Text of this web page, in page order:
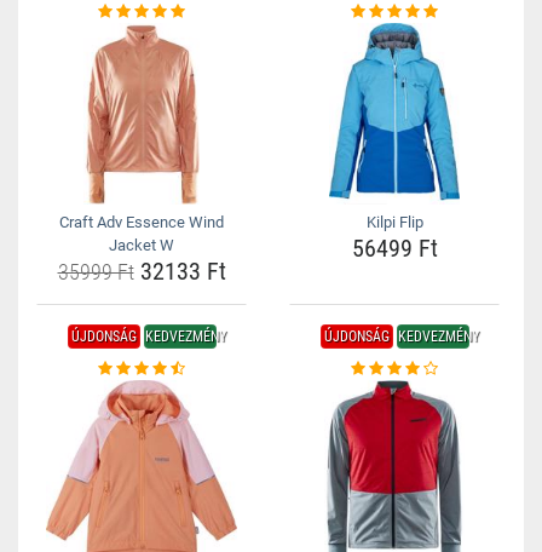
Craft Adv Essence Wind
Jacket W
35999 Ft32133 Ft
Kilpi Flip
56499 Ft
ÚJDONSÁG KEDVEZMÉNY ÚJDONSÁG KEDVEZMÉNY